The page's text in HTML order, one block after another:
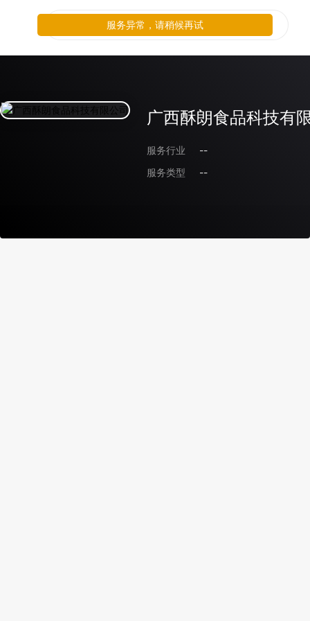
广西酥朗食品科技有
服务行业
--
服务类型
--
服务异常，请稍候再试